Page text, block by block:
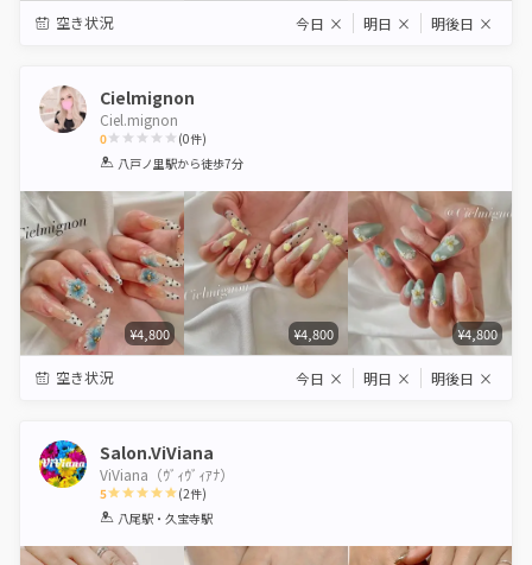
空き状況 今日 × 明日 × 明後日 ×
Cielmignon
Ciel.mignon
0
1 2 3 4 5
(0件)
八戸ノ里駅から徒歩7分
¥4,800 ¥4,800 ¥4,800
空き状況 今日 × 明日 × 明後日 ×
Salon.ViViana
ViViana（ｳﾞｨｳﾞｨｱﾅ）
5
1 2 3 4 5
(2件)
八尾駅・久宝寺駅